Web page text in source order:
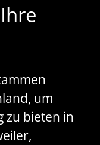
um
zu bieten in